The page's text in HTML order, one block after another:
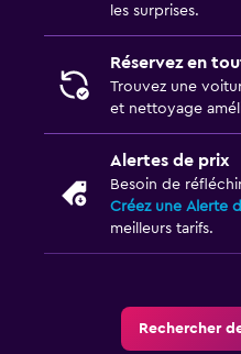
les surprises.
Réservez en
Trouvez une
et nettoyage
Alertes de prix
Besoin de
Créez une Alerte
meilleurs tarifs.
Rechercher